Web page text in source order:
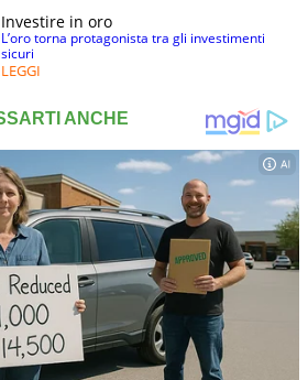
Investire in oro
L’oro torna protagonista tra gli investimenti
sicuri
LEGGI